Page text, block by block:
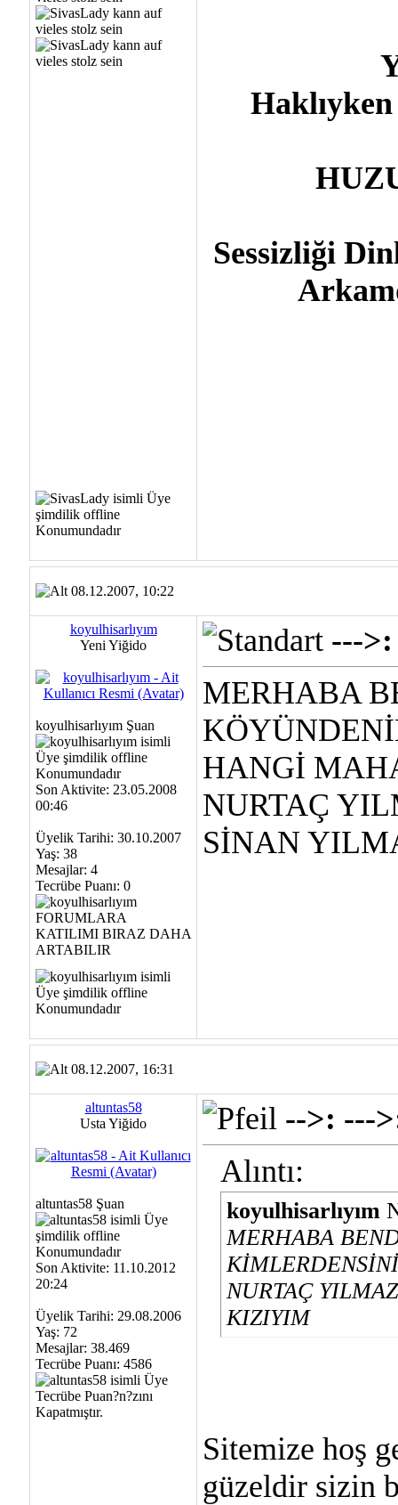
Sessizliği
08.12.2007, 10:22
koyulhisarlıyım
Yeni Yiğido
koyulhisarlıyım Şuan
Son Aktivite: 23.05.2008
00:46
Üyelik Tarihi: 30.10.2007
Yaş: 38
Mesajlar: 4
Tecrübe Puanı: 0
---
MERHABA
HANGİ
NURTAÇ
SİNAN
08.12.2007, 16:31
altuntas58
Usta Yiğido
altuntas58 Şuan
Son Aktivite: 11.10.2012
20:24
Üyelik Tarihi: 29.08.2006
Yaş: 72
Mesajlar: 38.469
Tecrübe Puanı: 4586
-->: ---
Alıntı:
koyulhisarlıyım
MERHABA
NURTAÇ
KIZIYIM
Sitemize hoş
güzeldir sizin